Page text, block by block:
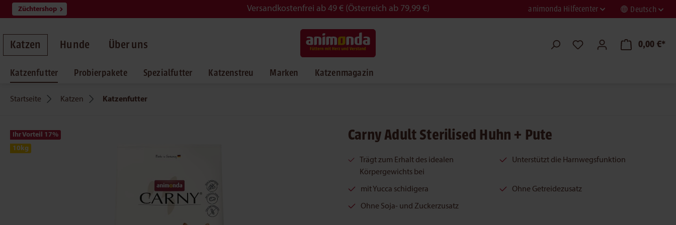
Zur Hauptnavigation springen
Züchtershop Versandkostenfrei ab 49 € (Österreich ab 79,99 €) animonda Hilfecenter Deutsch
Katzen Hunde Über uns 0,00 €*
Katzenfutter Probierpakete Spezialfutter Katzenstreu Marken Katzenmagazin
Startseite Katzen Katzenfutter
Ihr Vorteil 17%
10kg
Carny Adult Sterilised Huhn + Pute
Trägt zum Erhalt des idealen
Körpergewichts bei
Unterstützt die Harnwegsfunktion
mit Yucca schidigera Ohne Getreidezusatz
Ohne Soja- und Zuckerzusatz